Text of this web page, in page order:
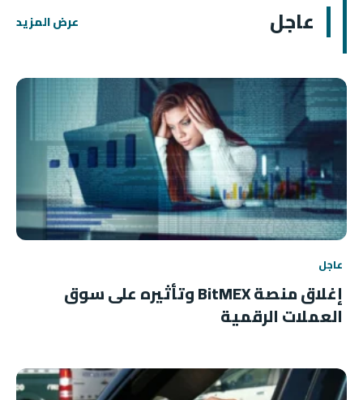
عاجل عرض المزيد
عاجل
إغلاق منصة BitMEX وتأثيره على سوق
العملات الرقمية